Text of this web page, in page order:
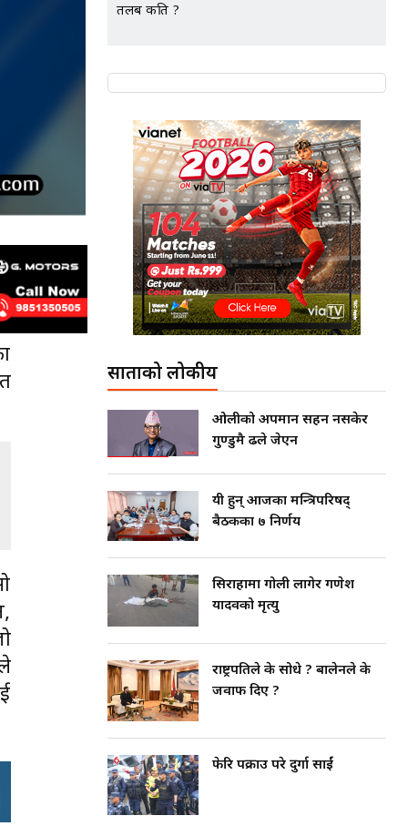
तलब कति ?
साताको लोकप्रीय
ओलीको अपमान सहन नसकेर
गुण्डुमै ढले जेएन
यी हुन् आजका मन्त्रिपरिषद्
बैठकका ७ निर्णय
सिराहामा गोली लागेर गणेश
यादवको मृत्यु
राष्ट्रपतिले के सोधे ? बालेनले के
जवाफ दिए ?
फेरि पक्राउ परे दुर्गा प्रसाईं